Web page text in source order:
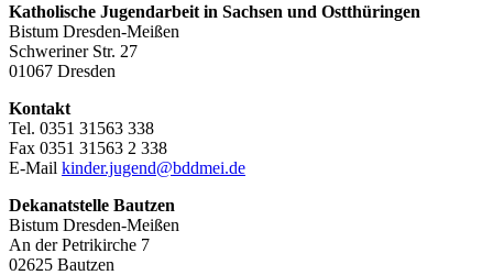
Katholische Jugendarbeit in Sachsen und Ostthüringen
Bistum Dresden-Meißen
Schweriner Str. 27
01067 Dresden
Kontakt
Tel. 0351 31563 338
Fax 0351 31563 2 338
E-Mail kinder.jugend@bddmei.de
Dekanatstelle Bautzen
Bistum Dresden-Meißen
An der Petrikirche 7
02625 Bautzen